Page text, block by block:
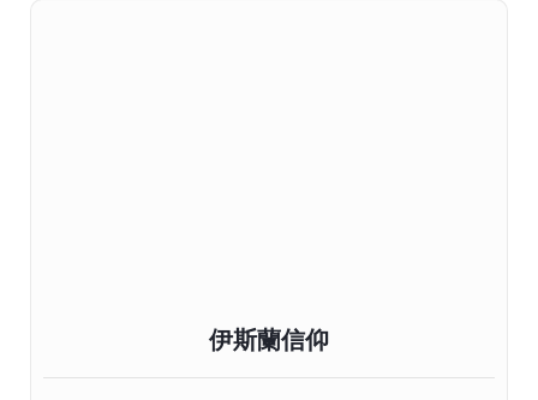
伊斯蘭信仰